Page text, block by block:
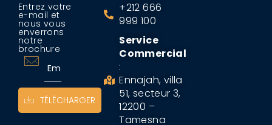
Entrez votre
e-mail et
nous vous
enverrons
notre
brochure
TÉLÉCHARGER
+212 666
999 100
Service
Commercial
:
Ennajah, villa
51, secteur 3,
12200 –
Tamesna